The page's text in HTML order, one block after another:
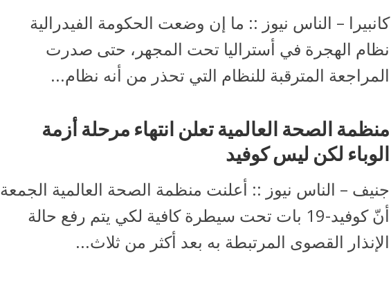
كانبيرا – الناس نيوز :: ما إن وضعت الحكومة الفيدرالية
نظام الهجرة في أستراليا تحت المجهر، حتى صدرت
المراجعة المترقبة للنظام التي تحذر من أنه نظام...
منظمة الصحة العالمية تعلن انتهاء مرحلة أزمة
الوباء لكن ليس كوفيد
جنيف – الناس نيوز :: أعلنت منظمة الصحة العالمية الجمعة
أنّ كوفيد-19 بات تحت سيطرة كافية لكي يتم رفع حالة
الإنذار القصوى المرتبطة به بعد أكثر من ثلاث...